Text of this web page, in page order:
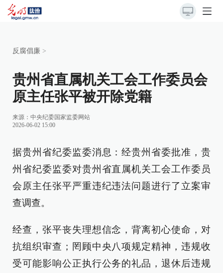
反腐倡廉 >
贵州省直属机关工会工作委员会
原主任张平被开除党籍
来源： 中央纪委国家监委网站
2026-06-02 15:00
据贵州省纪委监委消息：经贵州省委批准，贵
州省纪委监委对贵州省直属机关工会工作委员
会原主任张平严重违纪违法问题进行了立案审
查调查。
经查，张平丧失理想信念，背离初心使命，对
抗组织审查；罔顾中央八项规定精神，违规收
受可能影响公正执行公务的礼品，退休后违规